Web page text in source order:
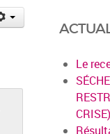
Le
CRISE)